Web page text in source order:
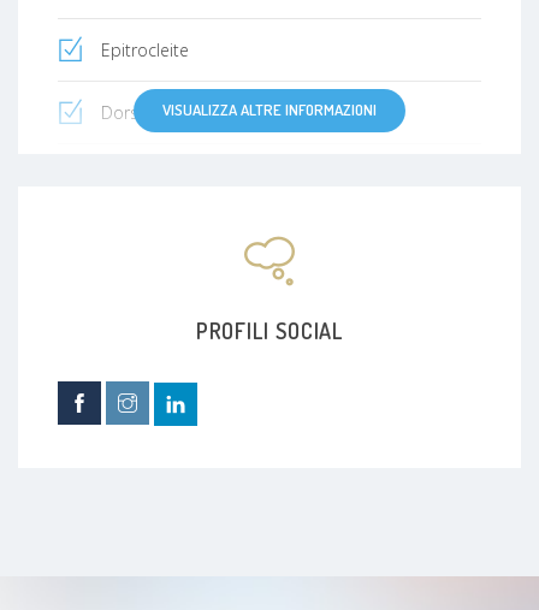
Epitrocleite
Dorsopatia
Dito a scatto
VISUALIZZA ALTRE INFORMAZIONI
PROFILI SOCIAL